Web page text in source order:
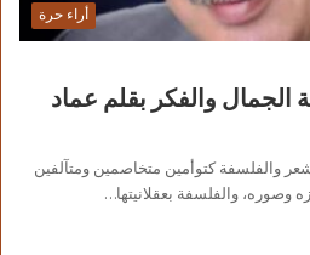
أراء حرة
الجمال والفكر بقلم عماد
والفلسفة كتوأمين متخاصمين ومتآلفين
وصوره، والفلسفة بعقلانيتها…